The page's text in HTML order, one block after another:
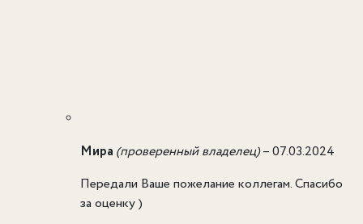
Мира (проверенный владелец)–07.03.2024
Передали Ваше пожелание коллегам. Спасибо
за оценку )